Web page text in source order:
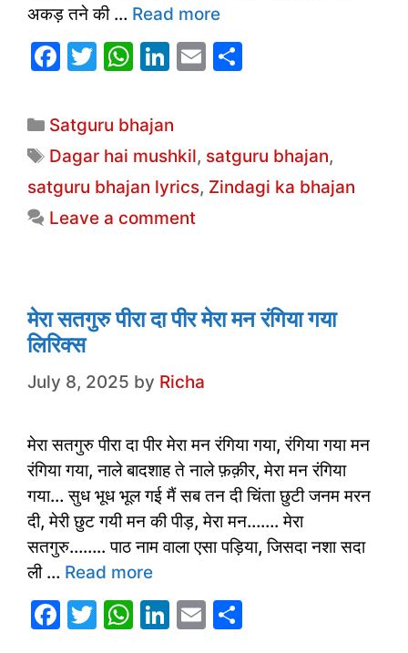
अकड़ तने की … Read more
F
c
e
b
o
o
T
itt
er
W
at
s
A
p
p
Li
k
e
dI
n
E
l
e
Categories
Satguru bhajan
Tags
Dagar hai mushkil, satguru bhajan,
satguru bhajan lyrics, Zindagi ka bhajan
Leave a comment
मेरा सतगुरु पीरा दा पीर मेरा मन रंगिया गया
लिरिक्स
July 8, 2025 by Richa
मेरा सतगुरु पीरा दा पीर मेरा मन रंगिया गया, रंगिया गया मन
रंगिया गया, नाले बादशाह ते नाले फ़क़ीर, मेरा मन रंगिया
गया… सुध भूध भूल गई मैं सब तन दी चिंता छुटी जनम मरन
दी, मेरी छुट गयी मन की पीड़, मेरा मन……. मेरा
सतगुरु…….. पाठ नाम वाला एसा पड़िया, जिसदा नशा सदा
ली … Read more
F
T
W Li E